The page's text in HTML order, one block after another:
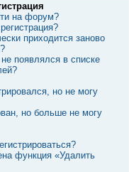
на форум?
приходится заново
появлялся в списке
но не могу
но больше не могу
функция «Удалить